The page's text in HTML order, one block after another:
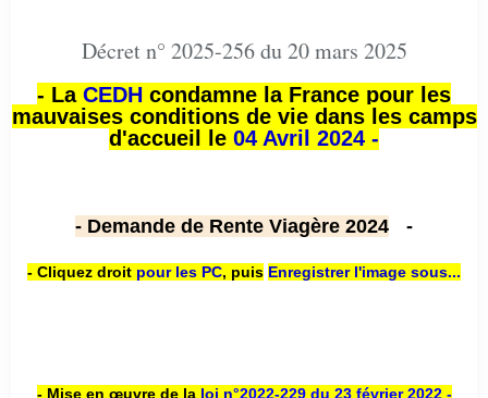
Décret n° 2025-256 du 20 mars 2025
- La CEDH condamne la France pour les
mauvaises conditions de vie dans les camps
d'accueil le 04 Avril 2024 -
- Demande de Rente Viagère 2024 -
- Cliquez droit pour les PC, puis Enregistrer l'image sous...
- Mise en œuvre de la loi n°2022-229 du 23 février 2022 -